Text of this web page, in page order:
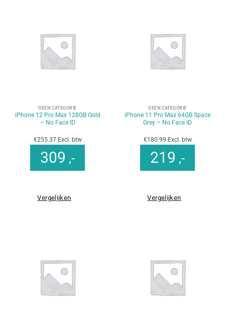
GEEN CATEGORIE
iPhone 12 Pro Max 128GB Gold
– No Face ID
€255.37 Excl. btw
309 ,-
Vergelijken
GEEN CATEGORIE
iPhone 11 Pro Max 64GB Space
Grey – No Face ID
€180.99 Excl. btw
219 ,-
Vergelijken